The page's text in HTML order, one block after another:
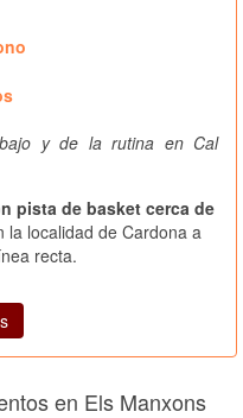
y de la rutina en Cal
pista de basket cerca de
la localidad de Cardona a
recta.
en Els Manxons